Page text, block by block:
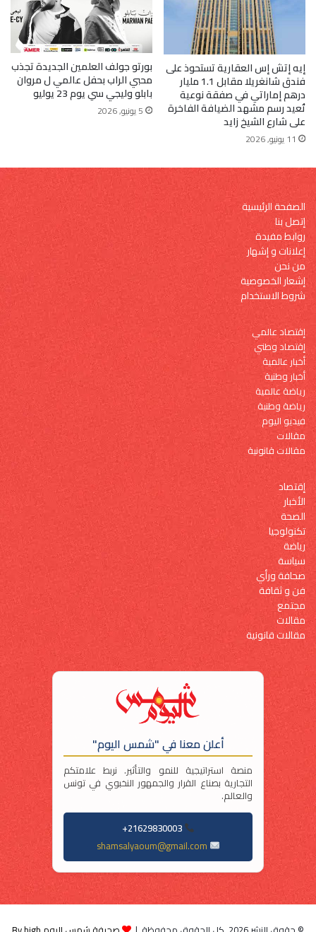
إيه إتش إس العقارية تستحوذ على
فندق شانغريلا مقابل 1.1 مليار
درهم إماراتي في صفقة نوعية
تُعيد رسم مشهد الضيافة الفاخرة
على شارع الشيخ زايد
11 يونيو, 2026
بورتو جولف العلمين الجديدة تجذب
محبي الراب بحفل عالمي ل مروان
بابلو وليجي سي يوم 23 يوليو
5 يونيو, 2026
الصفحة الرئيسية
إتصل بنا
روابط مفيدة
إعلانات و إشهار
من نحن
إشعار الخصوصية
شروط الاستخدام
إقتصاد عالمي
إقتصاد وطني
أخبار عالمية
أخبار وطنية
رياضة عالمية
رياضة وطنية
فيديو اليوم
مقالات
مقالات قانونية
إقتصاد
الأخبار
الصحة
تكنولوجيا
رياضة
سياسة
صحافة ورأي
فن و ثقافة
مجتمع
مقالات
مقالات قانونية
أعلن معنا في "شمس اليوم"
منصة استراتيجية للنمو والتأثير. نربط علامتكم
التجارية بصناع القرار والجمهور النخبوي في تونس
والعالم.
21629830003+
shamsalyaoum@gmail.com